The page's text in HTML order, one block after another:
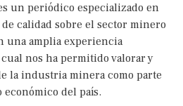
un periódico especializado en
calidad sobre el sector minero
una amplia experiencia
nos ha permitido valorar y
la industria minera como parte
del país.